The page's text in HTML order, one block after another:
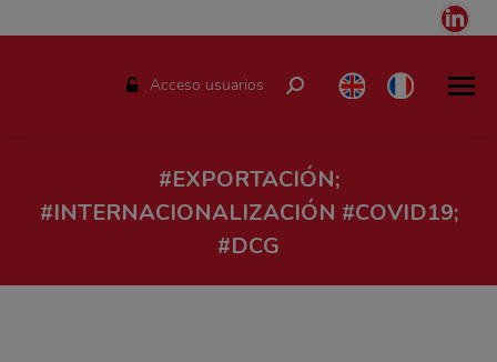
Acceso usuarios Buscar:
#EXPORTACIÓN;
#INTERNACIONALIZACIÓN #COVID19;
#DCG